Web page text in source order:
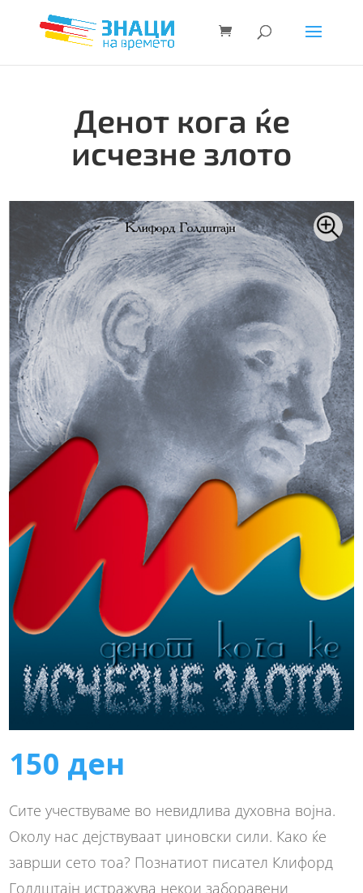
Денот кога ќе
исчезне злото
150 ден
Сите учествуваме во невидлива духовна војна.
Околу нас дејствуваат џиновски сили. Како ќе
заврши сето тоа? Познатиот писател Клифорд
Голдштајн истражува некои заборавени